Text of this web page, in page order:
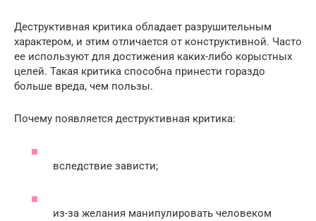
Деструктивная критика обладает разрушительным
характером, и этим отличается от конструктивной. Часто
ее используют для достижения каких-либо корыстных
целей. Такая критика способна принести гораздо
больше вреда, чем пользы.
Почему появляется деструктивная критика:
вследствие зависти;
из-за желания манипулировать человеком